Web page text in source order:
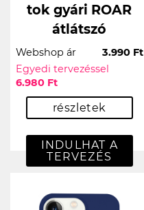
tok gyári ROAR
átlátszó
Webshop ár
3.990 Ft
Egyedi tervezéssel
6.980 Ft
részletek
INDULHAT A
TERVEZÉS